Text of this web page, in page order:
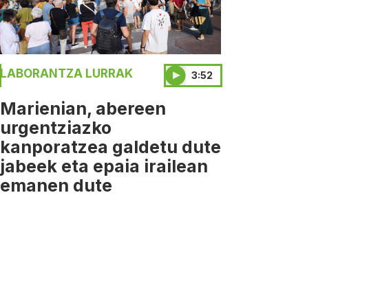
LABORANTZA LURRAK 3:52
Marienian, abereen
urgentziazko
kanporatzea galdetu dute
jabeek eta epaia irailean
emanen dute